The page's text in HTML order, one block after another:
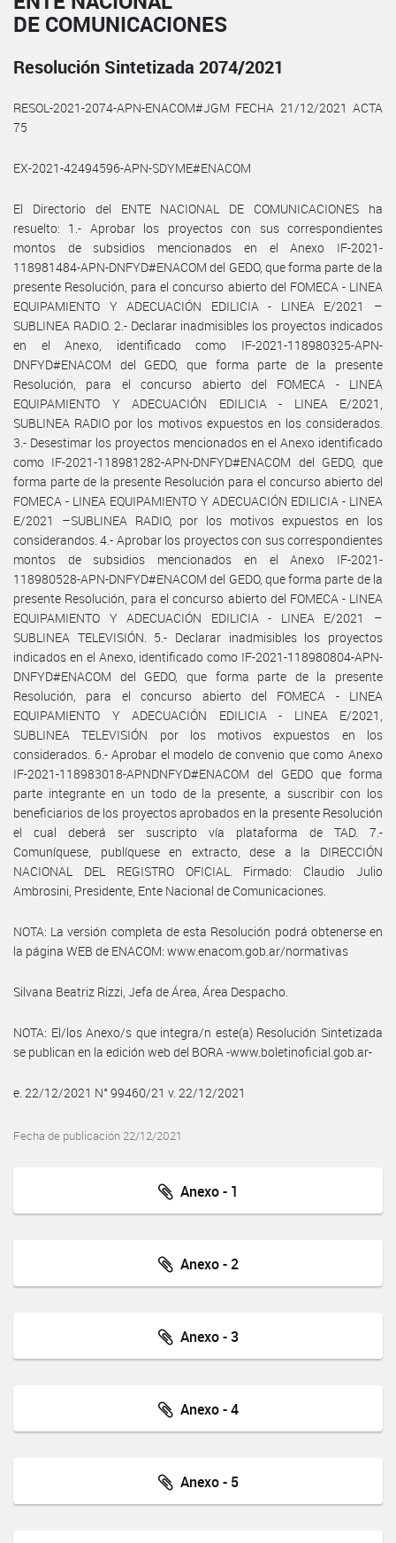
DE COMUNICACIONES
Resolución Sintetizada 2074/2021
RESOL-2021-2074-APN-ENACOM#JGM FECHA 21/12/2021 ACTA
75
EX-2021-42494596-APN-SDYME#ENACOM
El Directorio del ENTE NACIONAL DE COMUNICACIONES ha
resuelto: 1.- Aprobar los proyectos con sus correspondientes
montos de subsidios mencionados en el Anexo IF-2021-
118981484-APN-DNFYD#ENACOM del GEDO, que forma parte de la
presente Resolución, para el concurso abierto del FOMECA - LINEA
EQUIPAMIENTO Y ADECUACIÓN EDILICIA - LINEA E/2021 –
SUBLINEA RADIO. 2.- Declarar inadmisibles los proyectos indicados
en el Anexo, identificado como IF-2021-118980325-APN-
DNFYD#ENACOM del GEDO, que forma parte de la presente
Resolución, para el concurso abierto del FOMECA - LINEA
EQUIPAMIENTO Y ADECUACIÓN EDILICIA - LINEA E/2021,
SUBLINEA RADIO por los motivos expuestos en los considerados.
3.- Desestimar los proyectos mencionados en el Anexo identificado
como IF-2021-118981282-APN-DNFYD#ENACOM del GEDO, que
forma parte de la presente Resolución para el concurso abierto del
FOMECA - LINEA EQUIPAMIENTO Y ADECUACIÓN EDILICIA - LINEA
E/2021 –SUBLINEA RADIO, por los motivos expuestos en los
considerandos. 4.- Aprobar los proyectos con sus correspondientes
montos de subsidios mencionados en el Anexo IF-2021-
118980528-APN-DNFYD#ENACOM del GEDO, que forma parte de la
presente Resolución, para el concurso abierto del FOMECA - LINEA
EQUIPAMIENTO Y ADECUACIÓN EDILICIA - LINEA E/2021 –
SUBLINEA TELEVISIÓN. 5.- Declarar inadmisibles los proyectos
indicados en el Anexo, identificado como IF-2021-118980804-APN-
DNFYD#ENACOM del GEDO, que forma parte de la presente
Resolución, para el concurso abierto del FOMECA - LINEA
EQUIPAMIENTO Y ADECUACIÓN EDILICIA - LINEA E/2021,
SUBLINEA TELEVISIÓN por los motivos expuestos en los
considerados. 6.- Aprobar el modelo de convenio que como Anexo
IF-2021-118983018-APNDNFYD#ENACOM del GEDO que forma
parte integrante en un todo de la presente, a suscribir con los
beneficiarios de los proyectos aprobados en la presente Resolución
el cual deberá ser suscripto vía plataforma de TAD. 7.-
Comuníquese, publíquese en extracto, dese a la DIRECCIÓN
NACIONAL DEL REGISTRO OFICIAL. Firmado: Claudio Julio
Ambrosini, Presidente, Ente Nacional de Comunicaciones.
NOTA: La versión completa de esta Resolución podrá obtenerse en
la página WEB de ENACOM: www.enacom.gob.ar/normativas
Silvana Beatriz Rizzi, Jefa de Área, Área Despacho.
NOTA: El/los Anexo/s que integra/n este(a) Resolución Sintetizada
se publican en la edición web del BORA -www.boletinoficial.gob.ar-
e. 22/12/2021 N° 99460/21 v. 22/12/2021
Fecha de publicación 22/12/2021
Anexo - 1
Anexo - 2
Anexo - 3
Anexo - 4
Anexo - 5